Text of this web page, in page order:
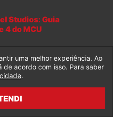
Studios: Guia
4 do MCU
do Sexteto Sinistro
uma melhor experiência. Ao
acordo com isso. Para saber
.